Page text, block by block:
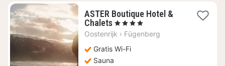
ASTER Boutique Hotel &
Chalets1
nacht
vanaf
€
, 4 Sterren
Oostenrijk › Fügenberg
Gratis Wi-Fi
Sauna